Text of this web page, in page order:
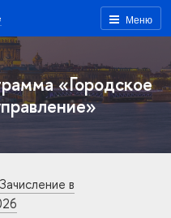
Меню
«Городское
в